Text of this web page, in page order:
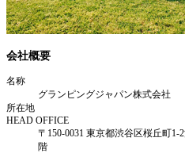
会社概要
名称
グランピングジャパン株式会社
所在地
HEAD OFFICE
〒150-0031 東京都渋谷区桜丘町
階